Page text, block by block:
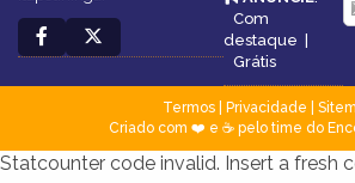
Com
destaque |
Grátis
Termos| Privacidade
Criado com ❤️ e ☕ pelo time do
Statcounter code invalid. Insert a fresh